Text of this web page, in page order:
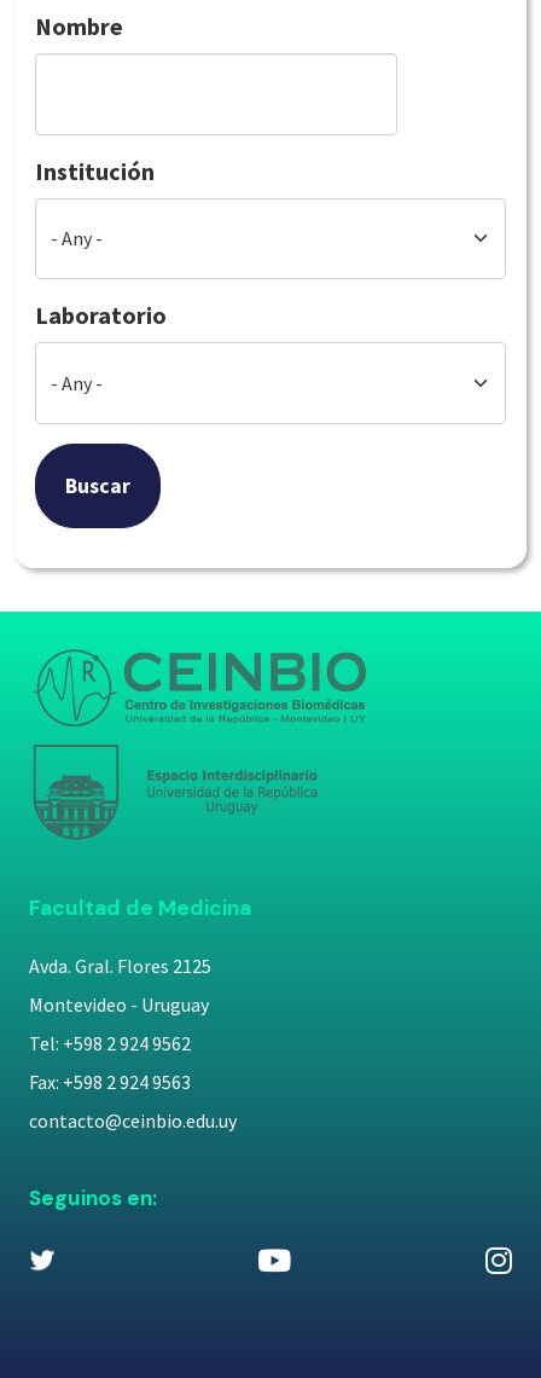
Nombre
Institución
Laboratorio
Buscar
Facultad de Medicina
Avda. Gral. Flores 2125
Montevideo - Uruguay
Tel: +598 2 924 9562
Fax: +598 2 924 9563
contacto@ceinbio.edu.uy
Seguinos en: